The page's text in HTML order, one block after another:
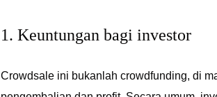
1. Keuntungan bagi investor
Crowdsale ini bukanlah crowdfunding, di